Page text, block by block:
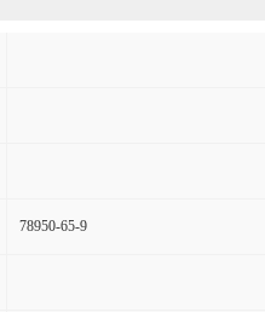
78950-65-9